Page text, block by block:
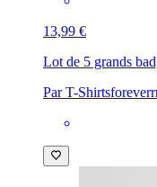
13,99 €
Lot de 5 grands
Par T-